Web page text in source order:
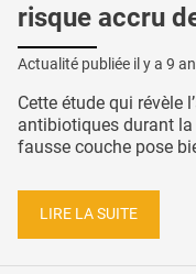
risque accru
Actualité publiée il y a 9
Cette étude qui révèle
antibiotiques durant
fausse couche pose
LIRE LA SUITE